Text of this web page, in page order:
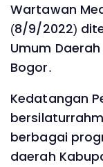
Wartawan
(8/9/2022)
Umum
Bogor.
Kedatangan
berbagai
daerah